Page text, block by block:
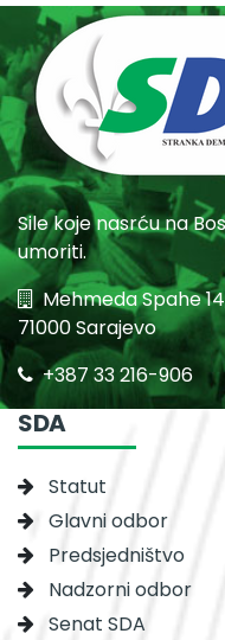
Sile koje nasrću na
umoriti.
Mehmeda Spahe
71000 Sarajevo
+387 33 216-906
SDA
Statut
Glavni odbor
Predsjedništvo
Nadzorni odbor
Senat SDA